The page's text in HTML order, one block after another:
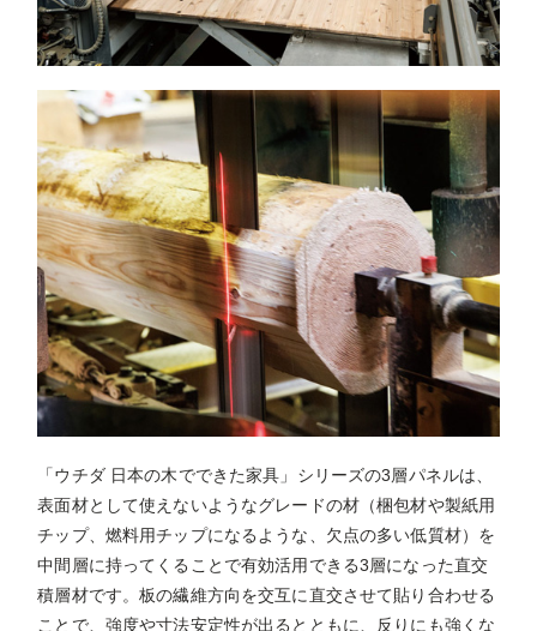
「ウチダ 日本の木でできた家具」シリーズの3層パネルは、
表面材として使えないようなグレードの材（梱包材や製紙用
チップ、燃料用チップになるような、欠点の多い低質材）を
中間層に持ってくることで有効活用できる3層になった直交
積層材です。板の繊維方向を交互に直交させて貼り合わせる
ことで、強度や寸法安定性が出るとともに、反りにも強くな